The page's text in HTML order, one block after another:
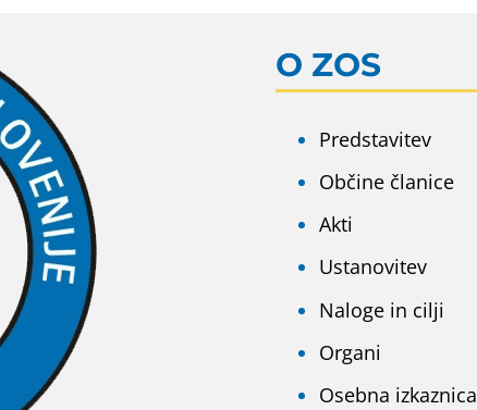
O ZOS
Predstavitev
Občine članice
Akti
Ustanovitev
Naloge in cilji
Organi
Osebna izkaznica